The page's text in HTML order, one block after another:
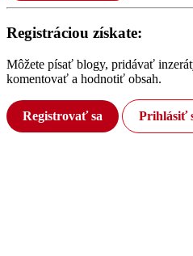
Registráciou získate:
Môžete písať blogy, pridávať
komentovať a hodnotiť obsah.
Registrovať sa Prihlásiť